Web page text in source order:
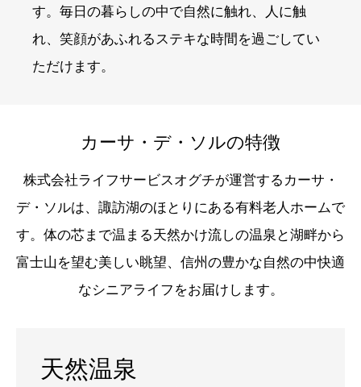
す。毎日の暮らしの中で自然に触れ、人に触
れ、笑顔があふれるステキな時間を過ごしてい
ただけます。
カーサ・デ・ソルの特徴
株式会社ライフサービスオグチが運営するカーサ・
デ・ソルは、諏訪湖のほとりにある有料老人ホームで
す。体の芯まで温まる天然かけ流しの温泉と湖畔から
富士山を望む美しい眺望、信州の豊かな自然の中快適
なシニアライフをお届けします。
天然温泉